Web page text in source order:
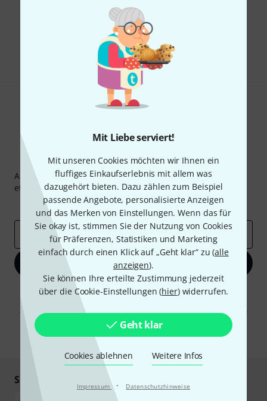
Mit Liebe serviert!
Mit unseren Cookies möchten wir Ihnen ein
fluffiges Einkaufserlebnis mit allem was
dazugehört bieten. Dazu zählen zum Beispiel
passende Angebote, personalisierte Anzeigen
und das Merken von Einstellungen. Wenn das für
Sie okay ist, stimmen Sie der Nutzung von Cookies
für Präferenzen, Statistiken und Marketing
einfach durch einen Klick auf „Geht klar“ zu (alle
anzeigen).
Sie können Ihre erteilte Zustimmung jederzeit
über die Cookie-Einstellungen (hier) widerrufen.
Geht klar
Cookies ablehnen Weitere Infos
Impressum · Datenschutzhinweise
Gefällt Ihnen, was Sie sehen?
Teilen Hilfe & Feedback
Thomann Newsletter
Abonniere den Thomann Newsletter und gewinne mit
etwas Glück einen von50 Gutscheinenüber jeweils
Inspirierende Beiträge
Deals Thomann Insights
E-Mail-Adresse
Jetzt anmelden
Mit Klick auf „Jetzt anmelden“ stimmen Sie dem Erhalt von E-Mail-
Werbung und einer Messung des E-Mail-Nutzungsverhaltens zu. Die
Abmeldung ist jederzeit möglich. Weitere Informationen finden Sie in
Datenschutzhinweisen
* Pflichtfeld
Sicher einkaufen & bezahlen